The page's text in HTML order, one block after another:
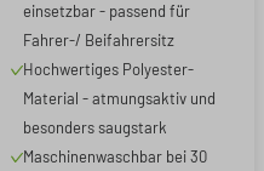
einsetzbar - passend für
Fahrer-/ Beifahrersitz
Hochwertiges Polyester-
Material - atmungsaktiv und
besonders saugstark
Maschinenwaschbar bei 30